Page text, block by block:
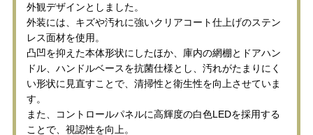
外観デザインとしました。
外装には、キズや汚れに強いクリアコート仕上げのステン
レス面材を使用。
凸凹を抑えた本体形状にしたほか、庫内の網棚とドアハン
ドル、ハンドルベースを抗菌仕様とし、汚れがたまりにく
い形状に見直すことで、清掃性と衛生性を向上させていま
す。
また、コントロールパネルに高輝度の白色LEDを採用する
ことで、視認性を向上。